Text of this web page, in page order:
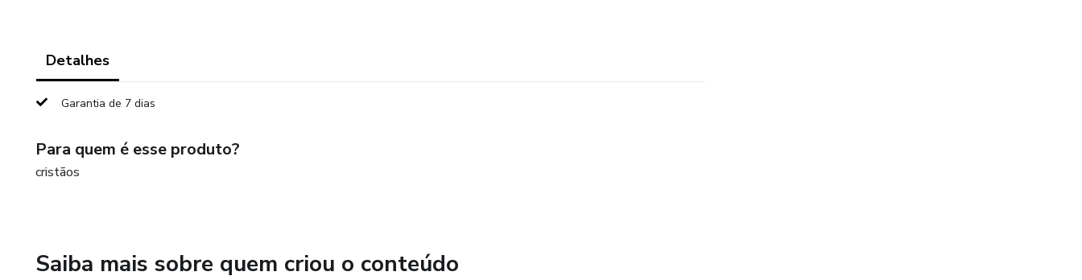
Detalhes
Garantia de 7 dias
Para quem é esse produto?
cristãos
Saiba mais sobre quem criou o conteúdo